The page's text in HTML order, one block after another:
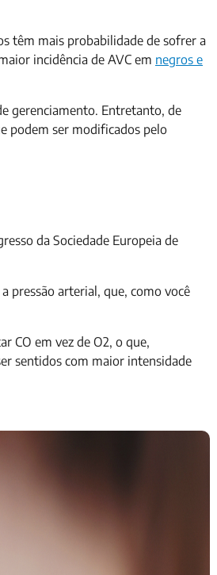
têm mais probabilidade de sofrer a
incidência de AVC em negros e
gerenciamento. Entretanto, de
podem ser modificados pelo
da Sociedade Europeia de
pressão arterial, que, como você
CO em vez de O2, o que,
sentidos com maior intensidade